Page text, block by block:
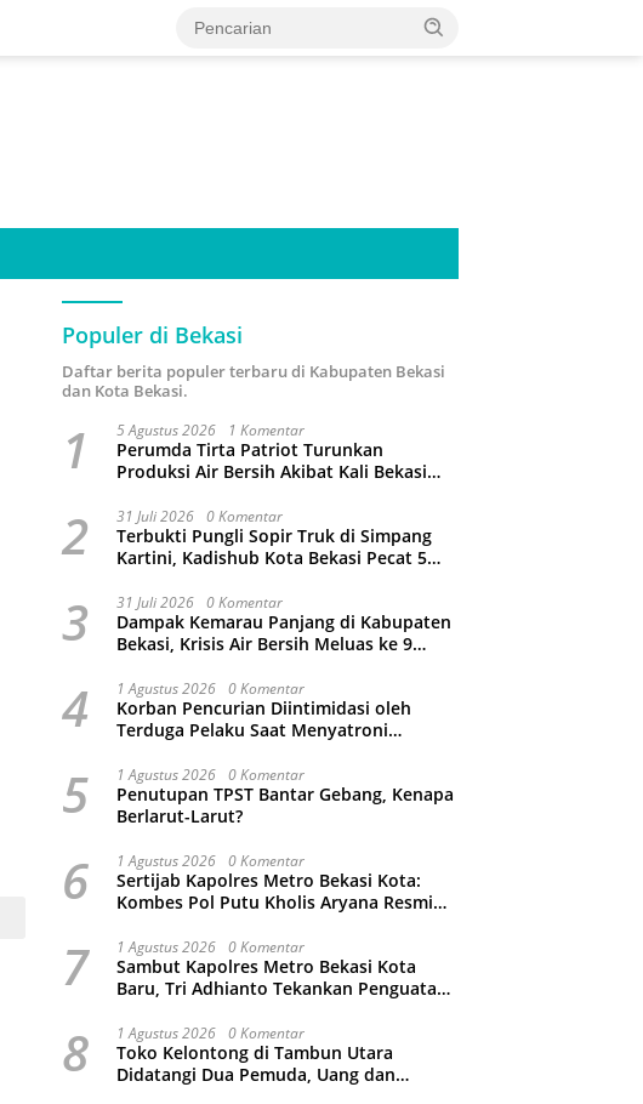
Populer di Bekasi
Daftar berita populer terbaru di Kabupaten Bekasi
dan Kota Bekasi.
1 5 Agustus 2026 1 Komentar
Perumda Tirta Patriot Turunkan
Produksi Air Bersih Akibat Kali Bekasi
2 31 Juli 2026 0 Komentar
Terbukti Pungli Sopir Truk di Simpang
Kartini, Kadishub Kota Bekasi Pecat 5
3 31 Juli 2026 0 Komentar
Dampak Kemarau Panjang di Kabupaten
Bekasi, Krisis Air Bersih Meluas ke 9
4 1 Agustus 2026 0 Komentar
Korban Pencurian Diintimidasi oleh
Terduga Pelaku Saat Menyatroni
Malah Ikut-Ikutan!
5 1 Agustus 2026 0 Komentar
Penutupan TPST Bantar Gebang, Kenapa
Berlarut-Larut?
6 1 Agustus 2026 0 Komentar
Sertijab Kapolres Metro Bekasi Kota:
Kombes Pol Putu Kholis Aryana Resmi
Bintoro
7 1 Agustus 2026 0 Komentar
Sambut Kapolres Metro Bekasi Kota
Baru, Tri Adhianto Tekankan Penguatan
8 1 Agustus 2026 0 Komentar
Toko Kelontong di Tambun Utara
Didatangi Dua Pemuda, Uang dan